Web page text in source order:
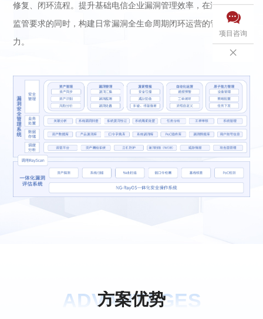
修复、闭环流程。提升基础电信企业漏洞管理效率，在满足考核
监管要求的同时，构建日常漏洞全生命周期闭环运营的管理能
力。
ADVANTAGES
方案优势

项目咨询
